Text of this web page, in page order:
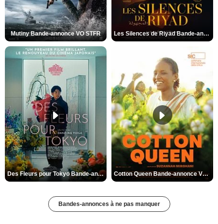
Mutiny Bande-annonce VO STFR Les Silences de Riyad Bande-annonce VO STFR
Des Fleurs pour Tokyo Bande-annonce VO STFR Cotton Queen Bande-annonce VO STFR
Bandes-annonces à ne pas manquer